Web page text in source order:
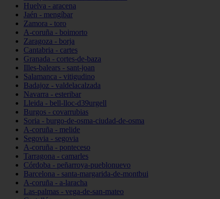
Huelva - aracena
Jaén - mengíbar
Zamora - toro
A-coruña - boimorto
Zaragoza - borja
Cantabria - cartes
Granada - cortes-de-baza
Illes-balears - sant-joan
Salamanca - vitigudino
Badajoz - valdelacalzada
Navarra - esteribar
Lleida - bell-lloc-d39urgell
Burgos - covarrubias
Soria - burgo-de-osma-ciudad-de-osma
A-coruña - melide
Segovia - segovia
A-coruña - ponteceso
Tarragona - camarles
Córdoba - peñarroya-pueblonuevo
Barcelona - santa-margarida-de-montbui
A-coruña - a-laracha
Las-palmas - vega-de-san-mateo